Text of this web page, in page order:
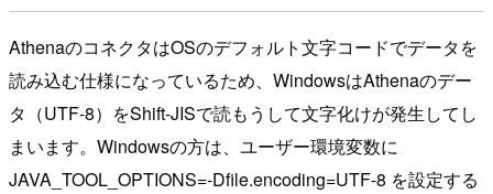
AthenaのコネクタはOSのデフォルト文字コードでデータを
読み込む仕様になっているため、WindowsはAthenaのデー
タ（UTF-8）をShift-JISで読もうして文字化けが発生してし
まいます。Windowsの方は、ユーザー環境変数に
JAVA_TOOL_OPTIONS=-Dfile.encoding=UTF-8 を設定する